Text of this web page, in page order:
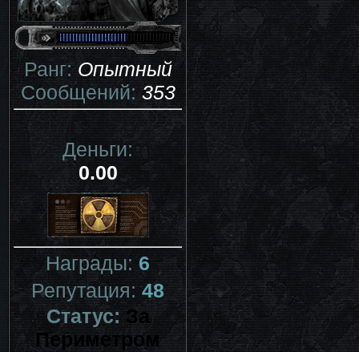
Ранг:Опытный
Сообщений:353
Деньги:
0.00
Награды:6
Репутация:48
Статус:За
Периметром